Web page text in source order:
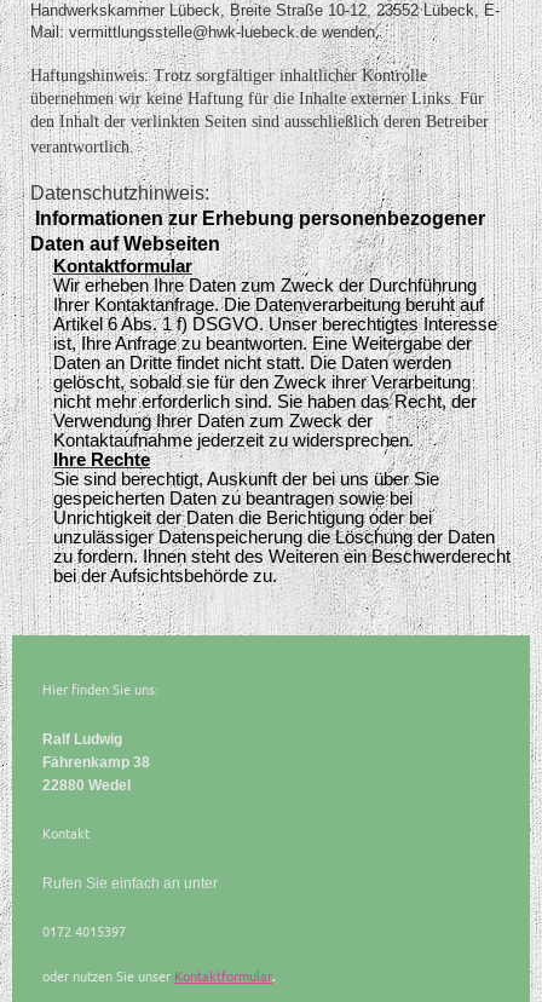
Handwerkskammer Lübeck, Breite Straße 10-12, 23552 Lübeck, E-
Mail: vermittlungsstelle@hwk-luebeck.de wenden.
Haftungshinweis: Trotz sorgfältiger inhaltlicher Kontrolle
übernehmen wir keine Haftung für die Inhalte externer Links. Für
den Inhalt der verlinkten Seiten sind ausschließlich deren Betreiber
verantwortlich.
Datenschutzhinweis:
Informationen zur Erhebung personenbezogener
Daten auf Webseiten
Kontaktformular
Wir erheben Ihre Daten zum Zweck der Durchführung
Ihrer Kontaktanfrage. Die Datenverarbeitung beruht auf
Artikel 6 Abs. 1 f) DSGVO. Unser berechtigtes Interesse
ist, Ihre Anfrage zu beantworten. Eine Weitergabe der
Daten an Dritte findet nicht statt. Die Daten werden
gelöscht, sobald sie für den Zweck ihrer Verarbeitung
nicht mehr erforderlich sind. Sie haben das Recht, der
Verwendung Ihrer Daten zum Zweck der
Kontaktaufnahme jederzeit zu widersprechen.
Ihre Rechte
Sie sind berechtigt, Auskunft der bei uns über Sie
gespeicherten Daten zu beantragen sowie bei
Unrichtigkeit der Daten die Berichtigung oder bei
unzulässiger Datenspeicherung die Löschung der Daten
zu fordern. Ihnen steht des Weiteren ein Beschwerderecht
bei der Aufsichtsbehörde zu.
Hier finden Sie uns:
Ralf Ludwig
Fährenkamp 38
22880 Wedel
Kontakt
Rufen Sie einfach an unter
0172 4015397
oder nutzen Sie unser Kontaktformular.